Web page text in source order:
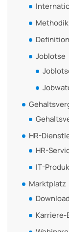
Joblotse
HR-
HR-
IT-
Marktplatz
Karriere-